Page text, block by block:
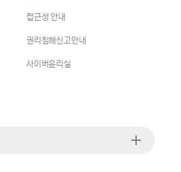
접근성 안내
권리침해신고안내
사이버윤리실